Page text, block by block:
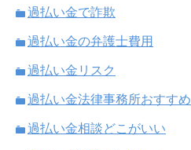
過払い金で詐欺
過払い金の弁護士費用
過払い金リスク
過払い金法律事務所おすすめ
過払い金相談どこがいい